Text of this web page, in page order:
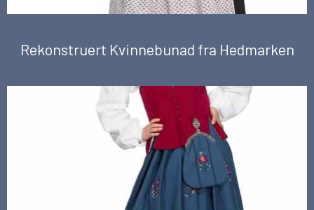
Rekonstruert Kvinnebunad fra Hedmarken